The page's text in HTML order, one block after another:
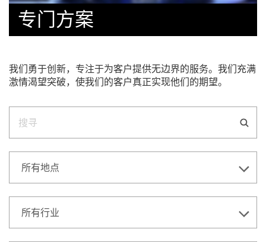
专门方案
我们勇于创新，专注于为客户提供无边界的服务。我们充满
激情渴望突破，使我们的客户真正实现他们的期望。
所有地点
所有行业